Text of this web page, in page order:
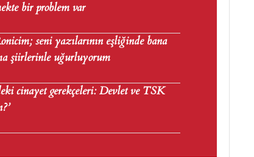
bir problem var
seni yazılarının eşliğinde bana
şiirlerinle uğurluyorum
cinayet gerekçeleri: Devlet ve TSK